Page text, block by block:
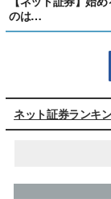
のは…
ネット証券ランキ